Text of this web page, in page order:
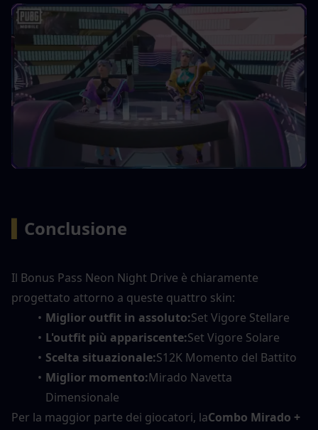
Conclusione
Il Bonus Pass Neon Night Drive è chiaramente
progettato attorno a queste quattro skin:
Miglior outfit in assoluto:Set Vigore Stellare
L'outfit più appariscente:Set Vigore Solare
Scelta situazionale:S12K Momento del Battito
Miglior momento:Mirado Navetta
Dimensionale
Per la maggior parte dei giocatori, laCombo Mirado +